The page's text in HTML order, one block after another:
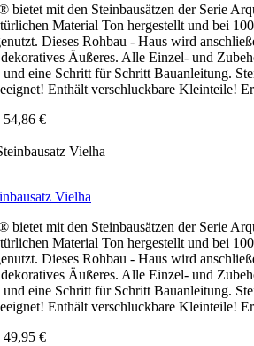
mit den Steinbausätzen der Serie
Material Ton hergestellt und bei
Dieses Rohbau - Haus wird
Äußeres. Alle Einzel- und
und eine Schritt für Schritt Bauanleitung.
Enthält verschluckbare Kleinteile!
54,86 €
Vielha
mit den Steinbausätzen der Serie
Material Ton hergestellt und bei
Dieses Rohbau - Haus wird
Äußeres. Alle Einzel- und
und eine Schritt für Schritt Bauanleitung.
Enthält verschluckbare Kleinteile!
49,95 €